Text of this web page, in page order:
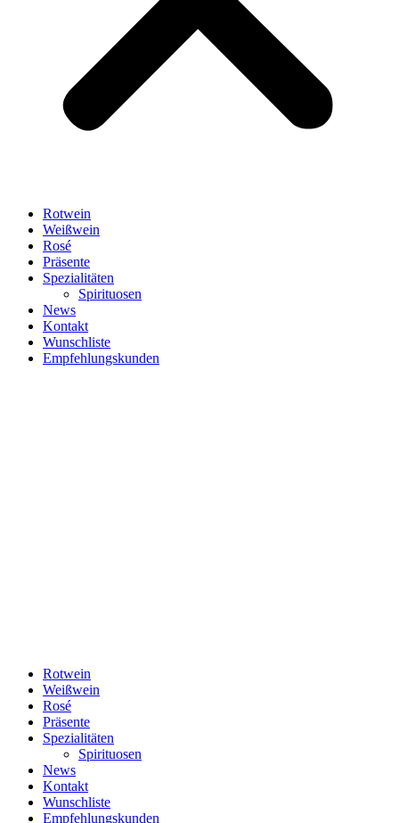
Rotwein
Weißwein
Rosé
Präsente
Spezialitäten
Spirituosen
News
Kontakt
Wunschliste
Empfehlungskunden
Rotwein
Weißwein
Rosé
Präsente
Spezialitäten
Spirituosen
News
Kontakt
Wunschliste
Empfehlungskunden